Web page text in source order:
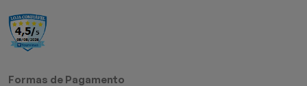
Formas de Pagamento